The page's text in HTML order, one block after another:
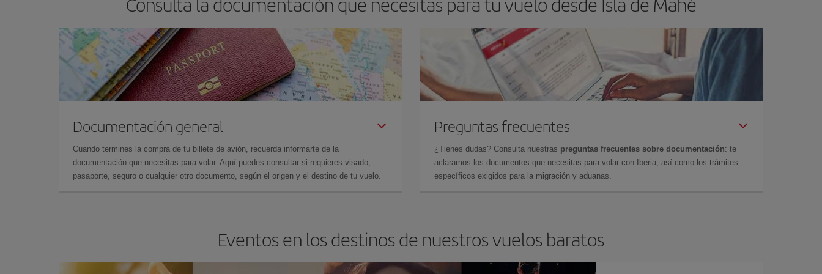
Documentación general
Cuando termines la compra de tu billete de avión, recuerda informarte de la
documentación que necesitas para volar. Aquí puedes consultar si requieres visado,
pasaporte, seguro o cualquier otro documento, según el origen y el destino de tu vuelo.
Preguntas frecuentes
¿Tienes dudas? Consulta nuestras preguntas frecuentes sobre documentación: te
aclaramos los documentos que necesitas para volar con Iberia, así como los trámites
específicos exigidos para la migración y aduanas.
Eventos en los destinos de nuestros vuelos baratos